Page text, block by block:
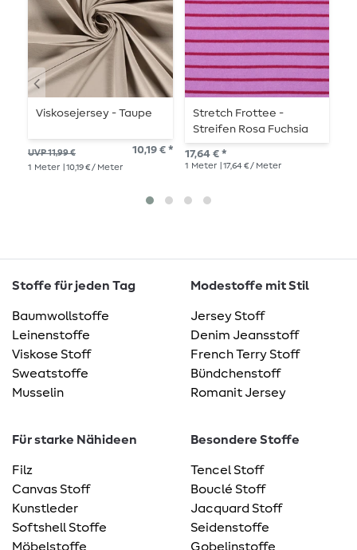
Viskosejersey - Taupe
UVP 11,99 € 10,19 € *
1 Meter | 10,19 € / Meter
Stretch Frottee -
Streifen Rosa Fuchsia
Garngefärbt
17,64 € *
1 Meter | 17,64 € / Meter
Stoffe für jeden Tag
Baumwollstoffe
Leinenstoffe
Viskose Stoff
Sweatstoffe
Musselin
Modestoffe mit Stil
Jersey Stoff
Denim Jeansstoff
French Terry Stoff
Bündchenstoff
Romanit Jersey
Für starke Nähideen
Filz
Canvas Stoff
Kunstleder
Softshell Stoffe
Möbelstoffe
Besondere Stoffe
Tencel Stoff
Bouclé Stoff
Jacquard Stoff
Seidenstoffe
Gobelinstoffe